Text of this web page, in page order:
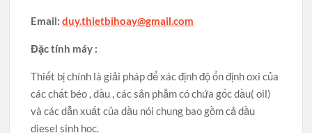
Email:duy.thietbihoay@gmail.com
Đặc tính máy :
Thiết bị chính là giải pháp để xác định độ ổn định oxi của
các chất béo , dầu , các sản phẫm có chứa gốc dầu( oil)
và các dẫn xuất của dầu nói chung bao gồm cả dầu
diesel sinh học.